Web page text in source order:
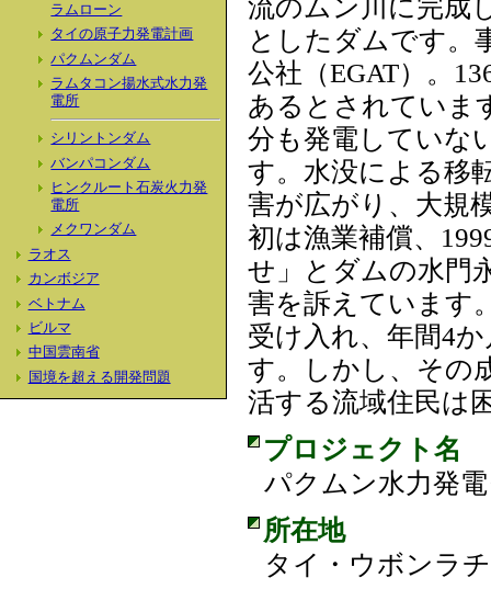
ラムローン
タイの原子力発電計画
パクムンダム
ラムタコン揚水式水力発
電所
シリントンダム
バンパコンダム
ヒンクルート石炭火力発
電所
メクワンダム
ラオス
カンボジア
ベトナム
ビルマ
中国雲南省
国境を超える開発問題
流のムン川に完成
としたダムです。
公社（EGAT）。
あるとされていま
分も発電していな
す。水没による移
害が広がり、大規
初は漁業補償、
せ」とダムの水門
害を訴えています
受け入れ、年間4
す。しかし、その
活する流域住民は
プロジェクト名
パクムン水力発電
所在地
タイ・ウボンラ